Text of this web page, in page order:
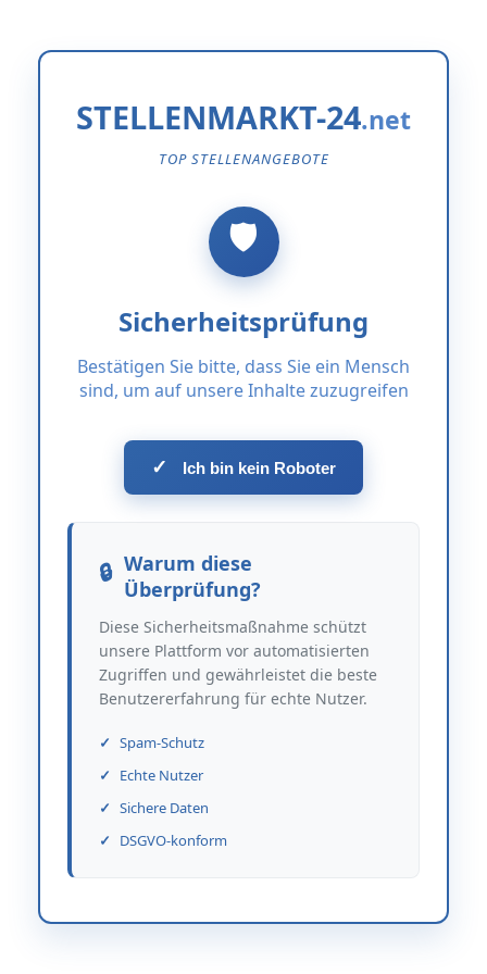
STELLENMARKT-24
TOP STELLENANGEBOTE
Sicherheitsprüfung
Bestätigen Sie bitte, dass Sie ein Mensch
sind, um auf unsere Inhalte zuzugreifen
✓ Ich bin kein Roboter
Warum diese
Überprüfung?
Diese Sicherheitsmaßnahme schützt
unsere Plattform vor automatisierten
Zugriffen und gewährleistet die beste
Benutzererfahrung für echte Nutzer.
Spam-Schutz
Echte Nutzer
Sichere Daten
DSGVO-konform